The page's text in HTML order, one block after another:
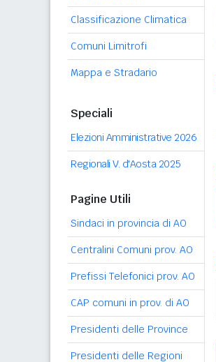
Classificazione Climatica
Comuni Limitrofi
Mappa e Stradario
Speciali
Elezioni Amministrative 2026
Regionali V. d'Aosta 2025
Pagine Utili
Sindaci in provincia di AO
Centralini Comuni prov. AO
Prefissi Telefonici prov. AO
CAP comuni in prov. di AO
Presidenti delle Province
Presidenti delle Regioni